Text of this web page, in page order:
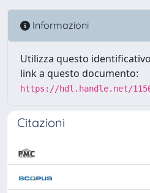
Informazioni
Utilizza questo
link a questo documento:
https://hdl.handle.net/
Citazioni